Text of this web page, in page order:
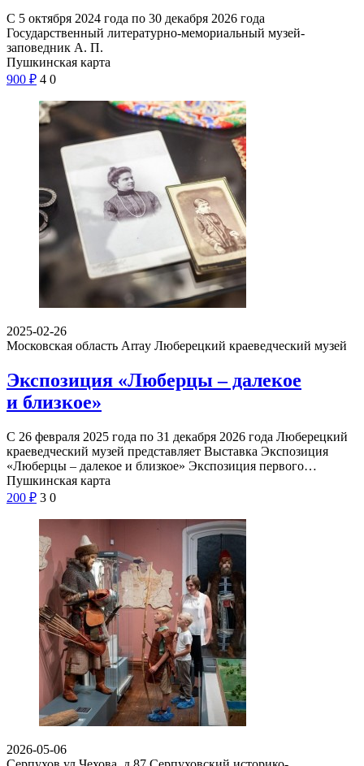
С 5 октября 2024 года по 30 декабря 2026 года
Государственный литературно-мемориальный музей-
заповедник А. П.
Пушкинская карта
900 ₽ 4 0
2025-02-26
Московская область Array Люберецкий краеведческий музей
Экспозиция «Люберцы – далекое
и близкое»
С 26 февраля 2025 года по 31 декабря 2026 года Люберецкий
краеведческий музей представляет Выставка Экспозиция
«Люберцы – далекое и близкое» Экспозиция первого…
Пушкинская карта
200 ₽ 3 0
2026-05-06